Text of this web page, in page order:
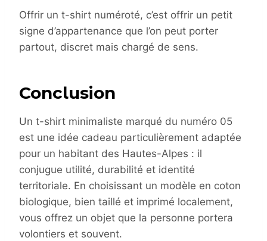
Offrir un t-shirt numéroté, c’est offrir un petit
signe d’appartenance que l’on peut porter
partout, discret mais chargé de sens.
Conclusion
Un t-shirt minimaliste marqué du numéro 05
est une idée cadeau particulièrement adaptée
pour un habitant des Hautes-Alpes : il
conjugue utilité, durabilité et identité
territoriale. En choisissant un modèle en coton
biologique, bien taillé et imprimé localement,
vous offrez un objet que la personne portera
volontiers et souvent.